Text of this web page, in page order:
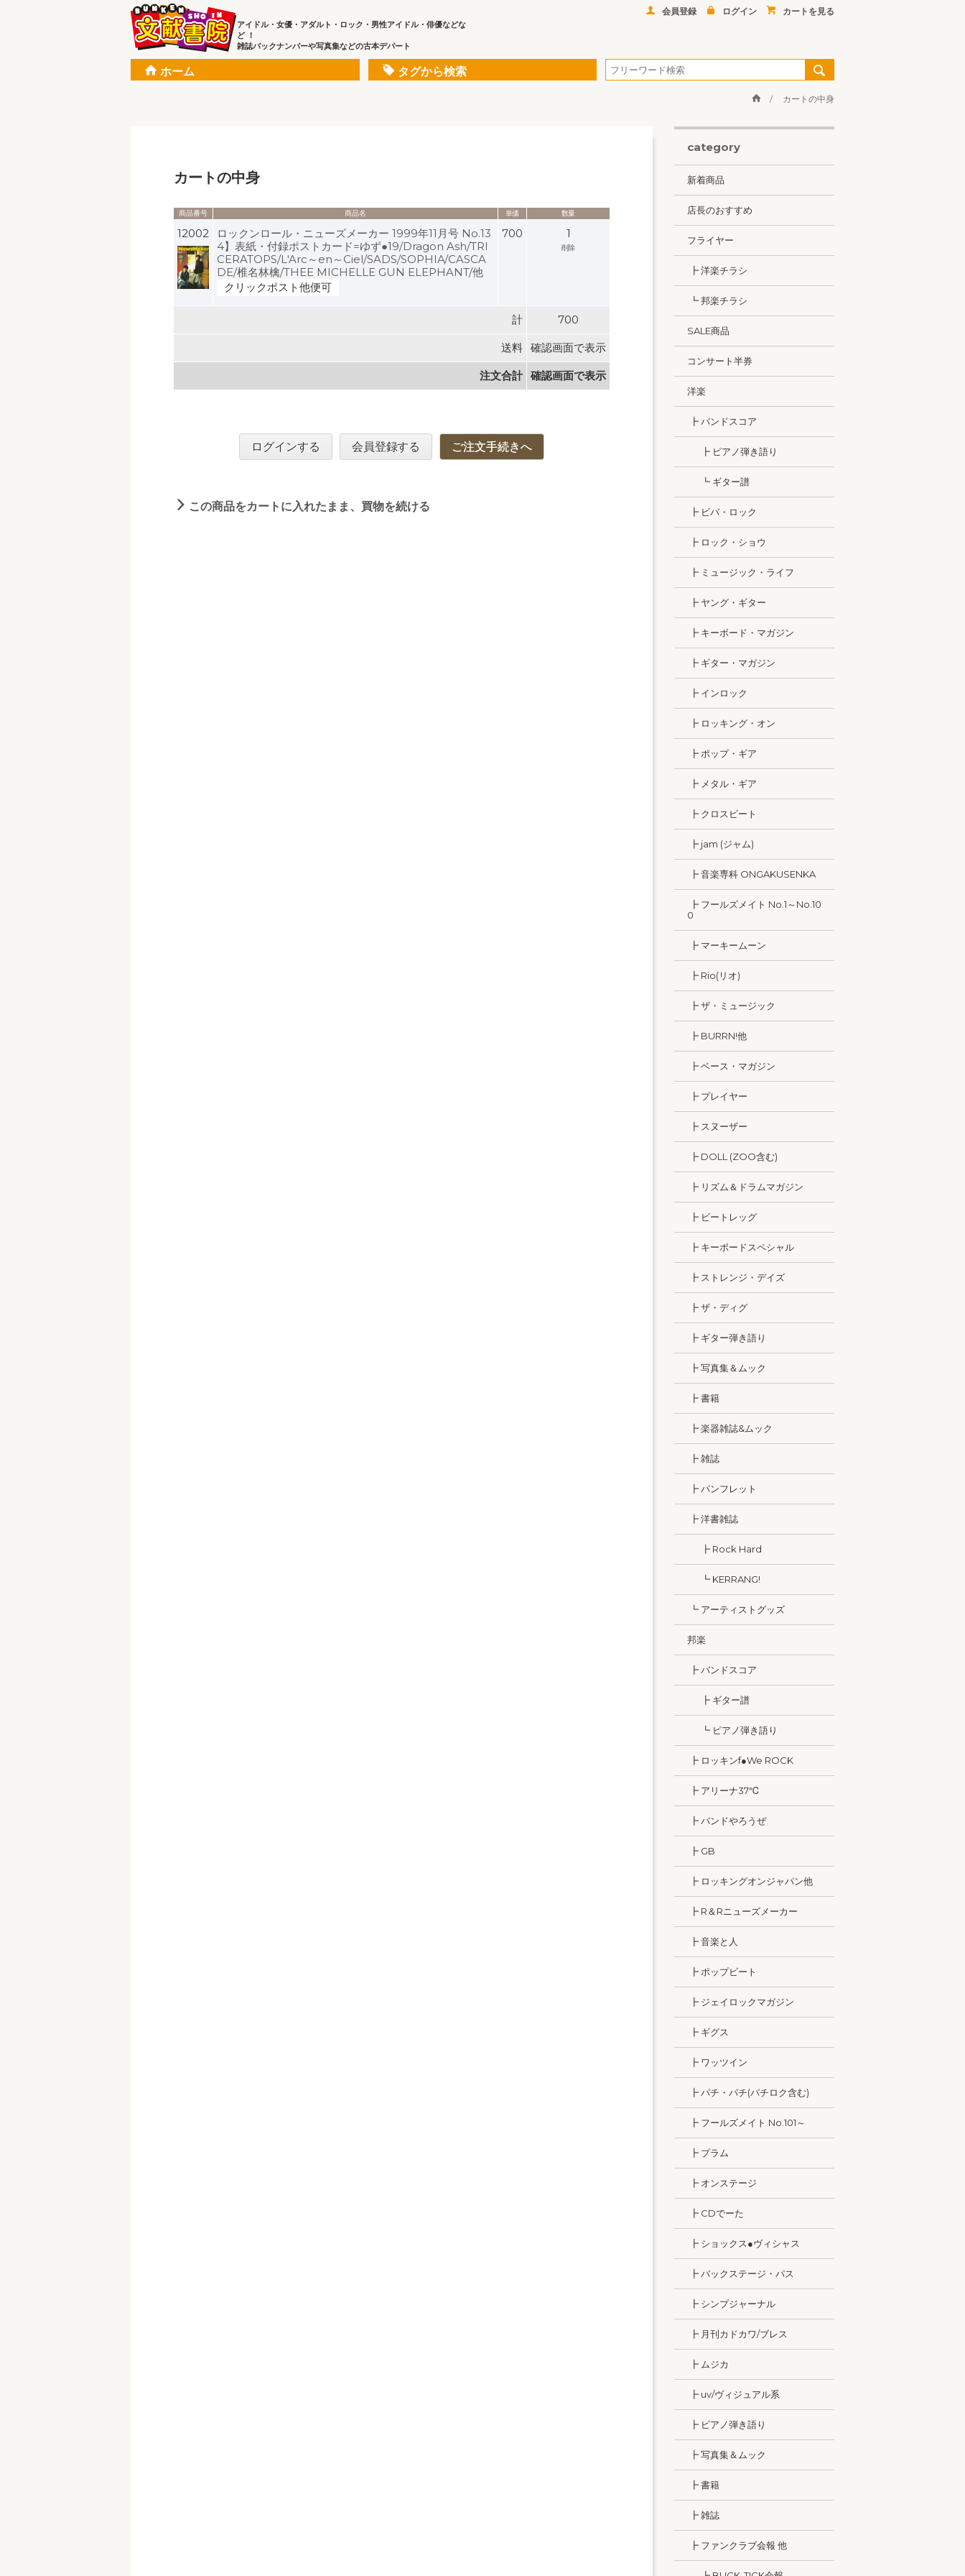
アイドル・女優・アダルト・ロック・男性アイドル・俳優などな
ど ！
雑誌バックナンバーや写真集などの古本デパート
会員登録 ログイン カートを見る
ホーム タグから検索
カートの中身
カートの中身
商品番号 商品名 単価 数量
12002
ロックンロール・ニューズメーカー 1999年11月号 No.13
4】表紙・付録ポストカード=ゆず●19/Dragon Ash/TRI
CERATOPS/L'Arc～en～Ciel/SADS/SOPHIA/CASCA
DE/椎名林檎/THEE MICHELLE GUN ELEPHANT/他
クリックポスト他便可
700 1
削除
計 700
送料 確認画面で表示
注文合計 確認画面で表示
ログインする 会員登録する ご注文手続きへ
この商品をカートに入れたまま、買物を続ける
category
新着商品
店長のおすすめ
フライヤー
┣ 洋楽チラシ
┗ 邦楽チラシ
SALE商品
コンサート半券
洋楽
┣ バンドスコア
┣ ピアノ弾き語り
┗ ギター譜
┣ ビバ・ロック
┣ ロック・ショウ
┣ ミュージック・ライフ
┣ ヤング・ギター
┣ キーボード・マガジン
┣ ギター・マガジン
┣ インロック
┣ ロッキング・オン
┣ ポップ・ギア
┣ メタル・ギア
┣ クロスビート
┣ jam (ジャム)
┣ 音楽専科 ONGAKUSENKA
┣ フールズメイト No.1～No.10
0
┣ マーキームーン
┣ Rio(リオ)
┣ ザ・ミュージック
┣ BURRN!他
┣ ベース・マガジン
┣ プレイヤー
┣ スヌーザー
┣ DOLL (ZOO含む)
┣ リズム＆ドラムマガジン
┣ ビートレッグ
┣ キーボードスペシャル
┣ ストレンジ・デイズ
┣ ザ・ディグ
┣ ギター弾き語り
┣ 写真集＆ムック
┣ 書籍
┣ 楽器雑誌&ムック
┣ 雑誌
┣ パンフレット
┣ 洋書雑誌
┣ Rock Hard
┗ KERRANG!
┗ アーティストグッズ
邦楽
┣ バンドスコア
┣ ギター譜
┗ ピアノ弾き語り
┣ ロッキンf●We ROCK
┣ アリーナ37℃
┣ バンドやろうぜ
┣ GB
┣ ロッキングオンジャパン他
┣ R＆Rニューズメーカー
┣ 音楽と人
┣ ポップビート
┣ ジェイロックマガジン
┣ ギグス
┣ ワッツイン
┣ パチ・パチ(パチロク含む)
┣ フールズメイト No.101～
┣ プラム
┣ オンステージ
┣ CDでーた
┣ ショックス●ヴィシャス
┣ バックステージ・パス
┣ シンプジャーナル
┣ 月刊カドカワ/ブレス
┣ ムジカ
┣ uv/ヴィジュアル系
┣ ピアノ弾き語り
┣ 写真集＆ムック
┣ 書籍
┣ 雑誌
┣ ファンクラブ会報 他